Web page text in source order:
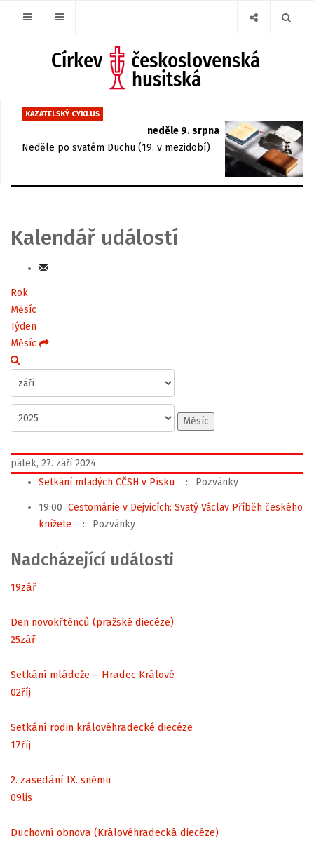
KAZATELSKÝ CYKLUS
neděle 9. srpna
Neděle po svatém Duchu (19. v mezidobí)
Kalendář událostí
Rok
Měsíc
Týden
Měsíc
Měsíc
pátek, 27. září 2024
Setkání mladých CČSH v Písku
:: Pozvánky
19:00 Cestománie v Dejvicích: Svatý Václav Příběh českého
knížete
:: Pozvánky
Nadcházející události
19zář
Den novokřtěnců (pražské diecéze)
25zář
Setkání mládeže – Hradec Králové
02říj
Setkání rodin královéhradecké diecéze
17říj
2. zasedání IX. sněmu
09lis
Duchovní obnova (Královéhradecká diecéze)